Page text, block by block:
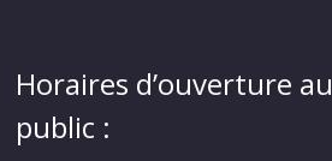
Horaires d’ouverture au
public :